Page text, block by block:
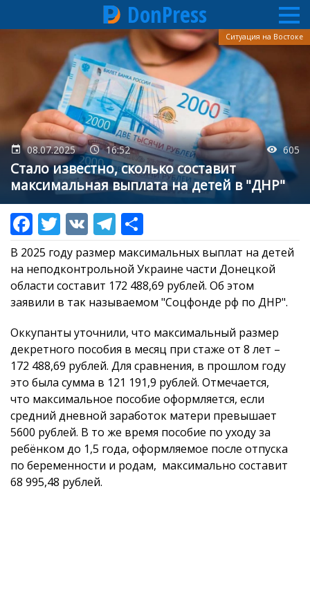
основному
содержанию
DonPress
08.07.2025 16:52 605
Стало известно, сколько составит
максимальная выплата на детей в "ДНР"
Ситуация на Востоке
В 2025 году размер максимальных выплат на детей
на неподконтрольной Украине части Донецкой
области составит 172 488,69 рублей. Об этом
заявили в так называемом "Соцфонде рф по ДНР".
Оккупанты уточнили, что максимальный размер
декретного пособия в месяц при стаже от 8 лет –
172 488,69 рублей. Для сравнения, в прошлом году
это была сумма в 121 191,9 рублей. Отмечается,
что максимальное пособие оформляется, если
средний дневной заработок матери превышает
5600 рублей. В то же время пособие по уходу за
ребёнком до 1,5 года, оформляемое после отпуска
по беременности и родам, максимально составит
68 995,48 рублей.